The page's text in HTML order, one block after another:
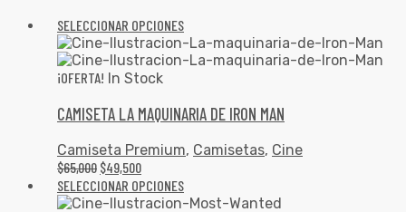
SELECCIONAR OPCIONES
¡OFERTA! In Stock
CAMISETA LA MAQUINARIA DE IRON MAN
Camiseta Premium, Camisetas, Cine
$65,000 $49,500
SELECCIONAR OPCIONES